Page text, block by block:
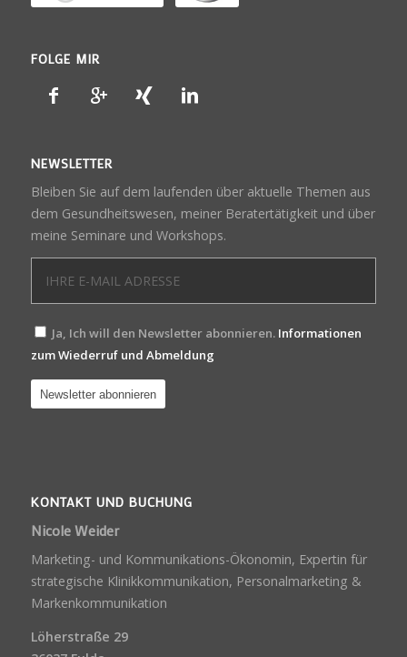
FOLGE MIR
NEWSLETTER
Bleiben Sie auf dem laufenden über aktuelle Themen aus
dem Gesundheitswesen, meiner Beratertätigkeit und über
meine Seminare und Workshops.
Ja, Ich will den Newsletter abonnieren. Informationen
zum Wiederruf und Abmeldung
KONTAKT UND BUCHUNG
Nicole Weider
Marketing- und Kommunikations-Ökonomin, Expertin für
strategische Klinikkommunikation, Personalmarketing &
Markenkommunikation
Löherstraße 29